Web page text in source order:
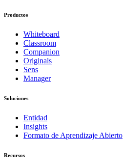
Productos
Whiteboard
Classroom
Companion
Originals
Sens
Manager
Soluciones
Entidad
Insights
Formato de Aprendizaje Abierto
Recursos